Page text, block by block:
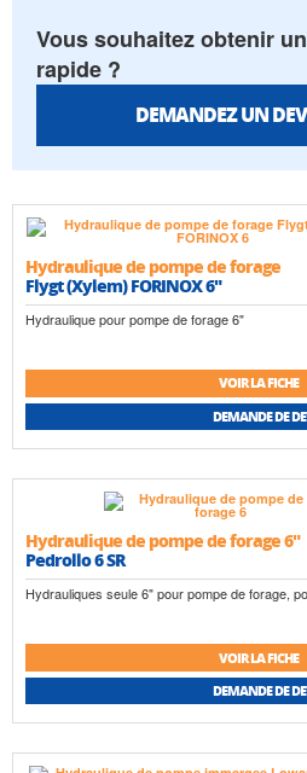
Vous souhaitez obtenir
rapide ?
DEMANDEZ UN
Hydraulique de pompe de forage
Flygt (Xylem) FORINOX 6"
Hydraulique pour pompe de forage 6"
VOIR LA FICHE
DEMANDE DE
Hydraulique de pompe de forage 6"
Pedrollo 6 SR
Hydrauliques seule 6" pour pompe de forage,
VOIR LA FICHE
DEMANDE DE